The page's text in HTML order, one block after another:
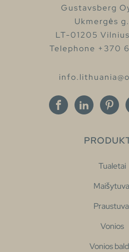
Gustavsberg
Ukmergės
LT-01205
Telephone +370
Tualetai
Vonios
Vonios